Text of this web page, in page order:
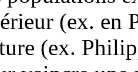
(ex. en
(ex.